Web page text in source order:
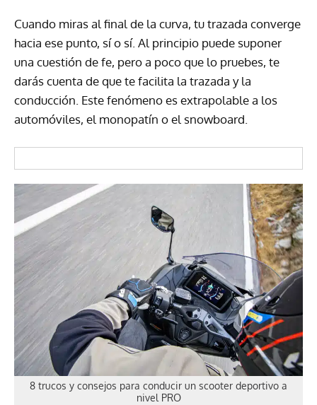
Cuando miras al final de la curva, tu trazada converge
hacia ese punto, sí o sí. Al principio puede suponer
una cuestión de fe, pero a poco que lo pruebes, te
darás cuenta de que te facilita la trazada y la
conducción. Este fenómeno es extrapolable a los
automóviles, el monopatín o el snowboard.
8 trucos y consejos para conducir un scooter deportivo a
nivel PRO